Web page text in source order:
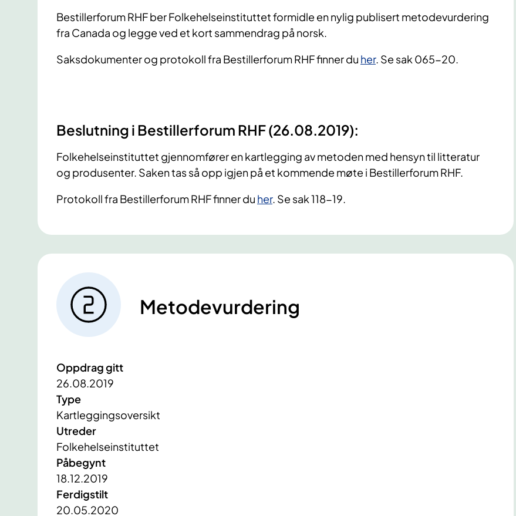
Bestillerforum RHF ber Folkehelseinstituttet formidle en nylig publisert metodevurdering
fra Canada og legge ved et kort sammendrag på norsk.
Saksdokumenter og protokoll fra Bestillerforum RHF finner du her. Se sak 065-20.
Beslutning i Bestillerforum RHF (26.08.2019):
Folkehelseinstituttet gjennomfører en kartlegging av metoden med hensyn til litteratur
og produsenter. Saken tas så opp igjen på et kommende møte i Bestillerforum RHF.
Protokoll fra Bestillerforum RHF finner du her. Se sak 118-19.
Metodevurdering
Oppdrag gitt
26.08.2019
Type
Kartleggingsoversikt
Utreder
Folkehelseinstituttet
Påbegynt
18.12.2019
Ferdigstilt
20.05.2020